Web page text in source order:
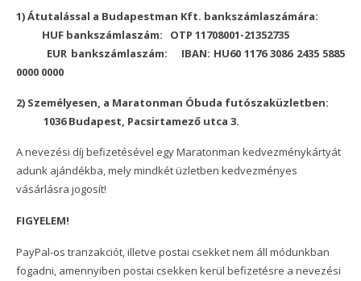
Kiegészítő programok
Pálya
Pénzdíj
Egyéni triatlon
Egyéni nevezés
Váltó triatlon
Váltó nevezés
HIGH5 SPORTS NUTRITION
Programtábla
Pálya
Nevezés
Nevezők listája
HIGH5 SPORTS NUTRITION
Rendezvényinfó
Programtábla
Árak
Nevezés
Nevezők listája
Expo
Programtábla
Árak
HIGH5 SPORTS NUTRITION
Expo
EN
1) Átutalással a Budapestman Kft. bankszámlaszámára:
HUF bankszámlaszám: OTP 11708001-21352735
EUR bankszámlaszám:
IBAN: HU60 1176 3086 2435 5885
0000 0000
2) Személyesen, a Maratonman Óbuda futószaküzletben:
1036 Budapest, Pacsirtamező utca 3.
A nevezési díj befizetésével egy Maratonman kedvezménykártyát
adunk ajándékba, mely mindkét üzletben kedvezményes
vásárlásra jogosít!
FIGYELEM!
PayPal-os tranzakciót, illetve postai csekket nem áll módunkban
fogadni, amennyiben postai csekken kerül befizetésre a nevezési